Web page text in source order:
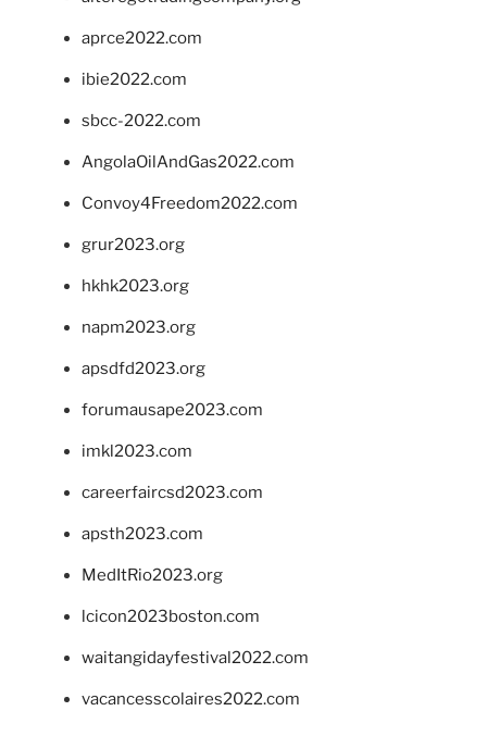
aprce2022.com
ibie2022.com
sbcc-2022.com
AngolaOilAndGas2022.com
Convoy4Freedom2022.com
grur2023.org
hkhk2023.org
napm2023.org
apsdfd2023.org
forumausape2023.com
imkl2023.com
careerfaircsd2023.com
apsth2023.com
MedItRio2023.org
lcicon2023boston.com
waitangidayfestival2022.com
vacancesscolaires2022.com